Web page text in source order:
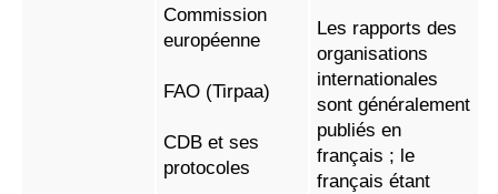
Commission
européenne
FAO (Tirpaa)
CDB et ses
protocoles
Les rapports des
organisations
internationales
sont généralement
publiés en
français ; le
français étant